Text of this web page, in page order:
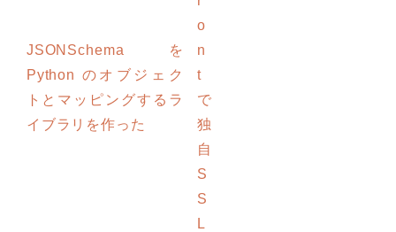
JSONSchema を
Python のオブジェク
トとマッピングするラ
イブラリを作った
o
n
t
で
独
自
S
S
L